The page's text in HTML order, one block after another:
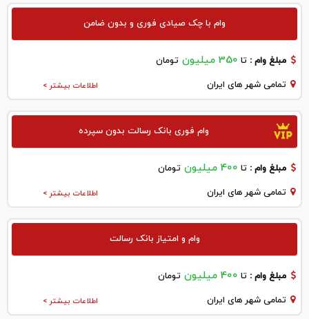
وام با چک صیادی فوری و بدون ضامن
مبلغ وام : تا 350 میلیون تومان
اطلاعات بیشتر > تمامی شهر های ایران
وام فوری بانک رسالت بدون سپرده
مبلغ وام : تا 400 میلیون تومان
اطلاعات بیشتر > تمامی شهر های ایران
وام و امتیاز بانک رسالت
مبلغ وام : تا 400 میلیون تومان
اطلاعات بیشتر > تمامی شهر های ایران